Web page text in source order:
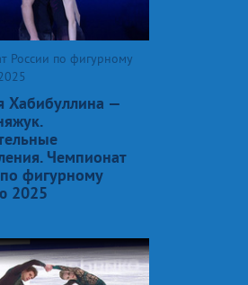
России по фигурному
Хабибуллина —
Чемпионат
фигурному
2025